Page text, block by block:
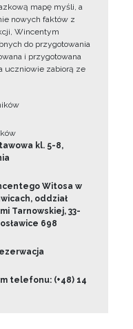
mapę myśli, a
nowych faktów z
Wincentym
do przygotowania
i przygotowana
uczniowie zabiorą ze
kl. 5-8,
Witosa w
oddział
Tarnowskiej, 33-
698
telefonu: (+48) 14